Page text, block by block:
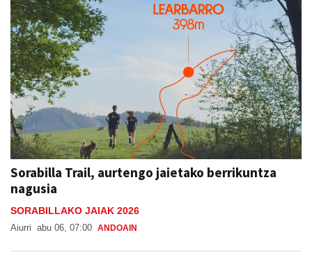
Sorabilla Trail, aurtengo jaietako berrikuntza
nagusia
SORABILLAKO JAIAK 2026
Aiurri abu 06, 07:00 ANDOAIN